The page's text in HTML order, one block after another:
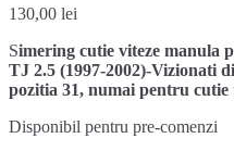
130,00 lei
Simering cutie viteze
TJ 2.5 (1997-2002)-Vizionati
pozitia 31, numai pentru
Disponibil pentru pre-comenzi